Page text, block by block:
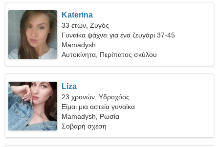
Katerina
33 ετών, Ζυγός
Γυναίκα ψάχνει για ένα ζευγάρι 37-45
Mamadysh
Αυτοκίνητα, Περίπατος σκύλου
Liza
23 χρονών, Υδροχόος
Είμαι μια αστεία γυναίκα
Mamadysh, Ρωσία
Σοβαρή σχέση